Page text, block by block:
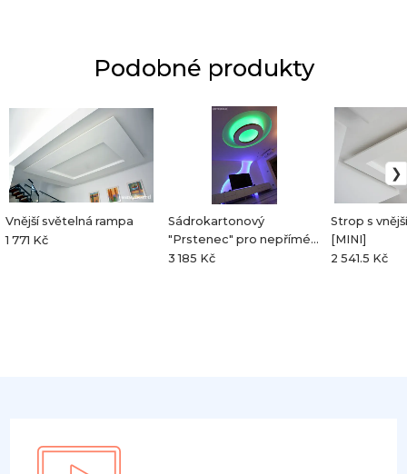
Podobné produkty
Vnější světelná rampa
1 771 Kč
Sádrokartonový
"Prstenec" pro nepřímé
osvětlení
3 185 Kč
Strop s
[MINI]
2 541.5 Kč